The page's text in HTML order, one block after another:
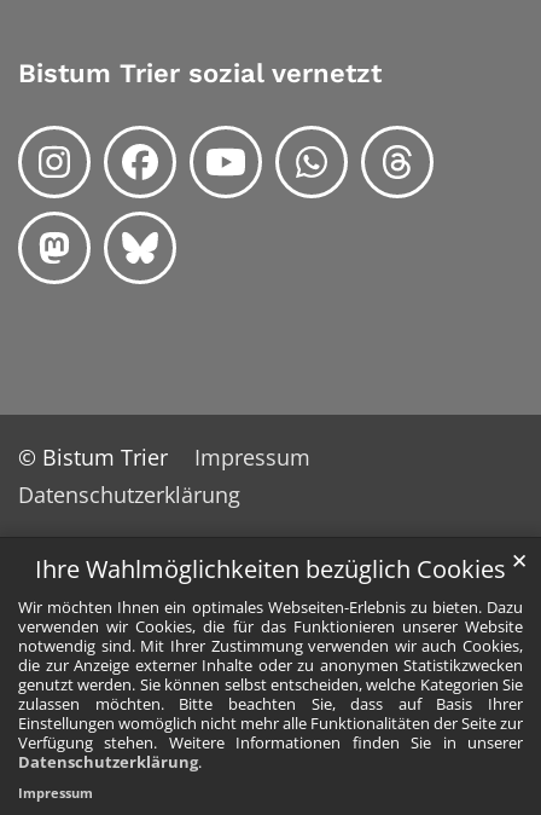
Ihre Wahlmöglichkeiten bezüglich Cookies
Wir möchten Ihnen ein optimales Webseiten-Erlebnis zu bieten. Dazu
verwenden wir Cookies, die für das Funktionieren unserer Website
notwendig sind. Mit Ihrer Zustimmung verwenden wir auch Cookies,
die zur Anzeige externer Inhalte oder zu anonymen Statistikzwecken
genutzt werden. Sie können selbst entscheiden, welche Kategorien Sie
zulassen möchten. Bitte beachten Sie, dass auf Basis Ihrer
Einstellungen womöglich nicht mehr alle Funktionalitäten der Seite zur
Verfügung stehen. Weitere Informationen finden Sie in unserer
Datenschutzerklärung.
✕
Impressum
Bistum Trier sozial vernetzt
© Bistum Trier
Impressum
Datenschutzerklärung